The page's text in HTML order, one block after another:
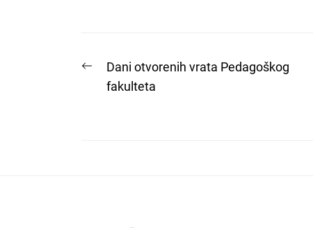
Post
navigation
Previous
post:
Dani otvorenih vrata Pedagoškog
fakulteta